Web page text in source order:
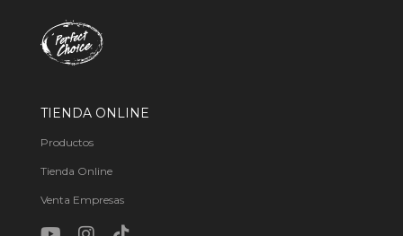
TIENDA ONLINE
Productos
Tienda Online
Venta Empresas